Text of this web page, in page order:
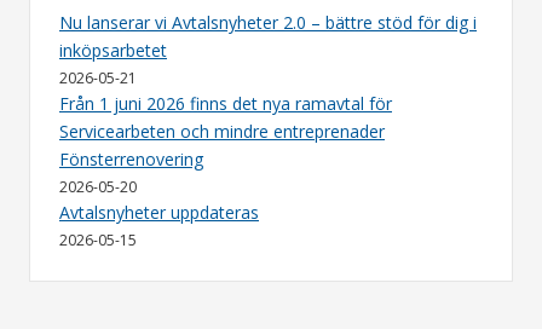
Nu lanserar vi Avtalsnyheter 2.0 – bättre stöd för dig i
inköpsarbetet
2026-05-21
Från 1 juni 2026 finns det nya ramavtal för
Servicearbeten och mindre entreprenader
Fönsterrenovering
2026-05-20
Avtalsnyheter uppdateras
2026-05-15